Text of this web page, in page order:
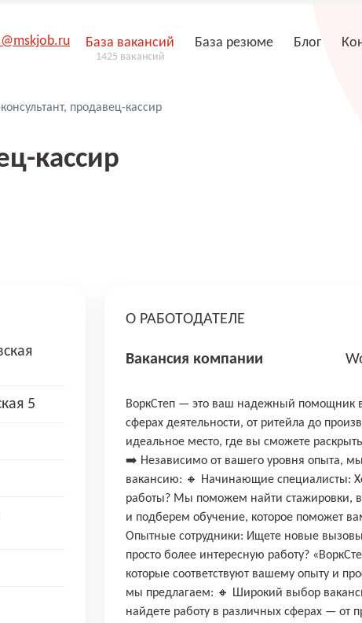
База вакансий
1425 вакансий
База резюме Блог
продавец-кассир
кассир
5
О РАБОТОДАТЕЛЕ
Вакансия компании
ВоркСтеп — это ваш надежный помощник
сферах деятельности, от ритейла до
идеальное место, где вы сможете
➡️ Независимо от вашего уровня опыта,
вакансию: 🔸 Начинающие специалисты:
работы? Мы поможем найти стажировки,
и подберем обучение, которое поможет
Опытные сотрудники: Ищете новые
просто более интересную работу?
которые соответствуют вашему опыту и
мы предлагаем: 🔸 Широкий выбор
найдете работу в различных сферах — от